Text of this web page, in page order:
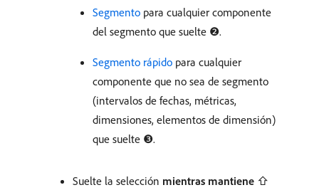
Segmento para cualquier componente
del segmento que suelte ❷.
Segmento rápido para cualquier
componente que no sea de segmento
(intervalos de fechas, métricas,
dimensiones, elementos de dimensión)
que suelte ❸.
Suelte la selección mientras mantiene ⇧